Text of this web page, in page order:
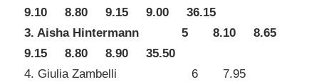
9.10 8.80 9.15 9.00 36.15
3. Aisha Hintermann 5 8.10 8.65
9.15 8.80 8.90 35.50
4. Giulia Zambelli 6 7.95